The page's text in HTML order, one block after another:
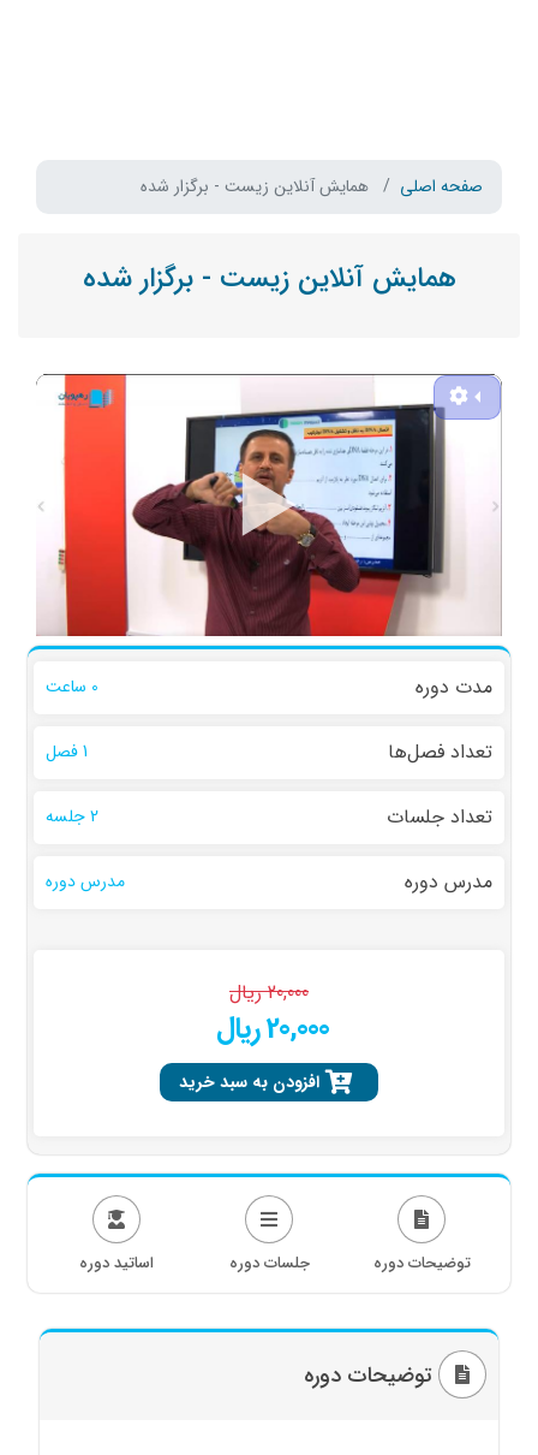
صفحه اصلی همایش آنلاین زیست - برگزار شده
همایش آنلاین زیست - برگزار شده
مدت دوره 0 ساعت
تعداد فصل‌ها 1 فصل
تعداد جلسات 2 جلسه
مدرس دوره مدرس دوره
20,000 ریال
20,000 ریال
افزودن به سبد خرید
توضیحات دوره جلسات دوره اساتید دوره
توضیحات دوره